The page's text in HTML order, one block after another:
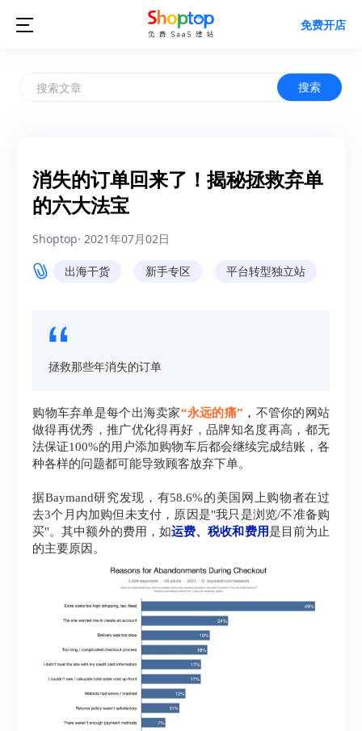
 免费开店
搜索
消失的订单回来了！揭秘拯救弃单
的六大法宝
Shoptop· 2021年07月02日
出海干货 新手专区 平台转型独立站
拯救那些年消失的订单
​购物车弃单是每个出海卖家“永远的痛” ， 不管你的网站
做得再优秀，推广优化得再好，品牌知名度再高，都无
法保证100%的用户添加购物车后都会继续完成结账，各
种各样的问题都可能导致顾客放弃下单。
据Baymand研究发现，有58.6%的美国网上购物者在过
去3个月内加购但未支付，原因是"我只是浏览/不准备购
买"。其中额外的费用，如运费、税收和费用是目前为止
的主要原因。